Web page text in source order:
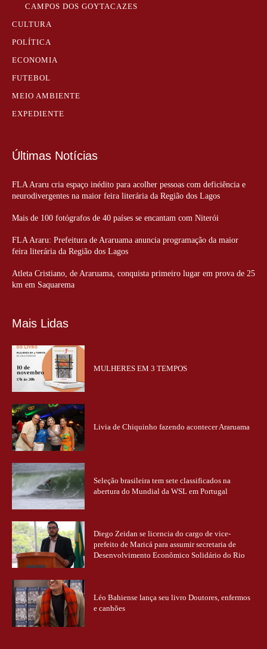
CAMPOS DOS GOYTACAZES
CULTURA
POLÍTICA
ECONOMIA
FUTEBOL
MEIO AMBIENTE
EXPEDIENTE
Últimas Notícias
FLA Araru cria espaço inédito para acolher pessoas com deficiência e
neurodivergentes na maior feira literária da Região dos Lagos
Mais de 100 fotógrafos de 40 países se encantam com Niterói
FLA Araru: Prefeitura de Araruama anuncia programação da maior
feira literária da Região dos Lagos
Atleta Cristiano, de Araruama, conquista primeiro lugar em prova de 25
km em Saquarema
Mais Lidas
MULHERES EM 3 TEMPOS
Livia de Chiquinho fazendo acontecer Araruama
Seleção brasileira tem sete classificados na
abertura do Mundial da WSL em Portugal
Diego Zeidan se licencia do cargo de vice-
prefeito de Maricá para assumir secretaria de
Desenvolvimento Econômico Solidário do Rio
Léo Bahiense lança seu livro Doutores, enfermos
e canhões